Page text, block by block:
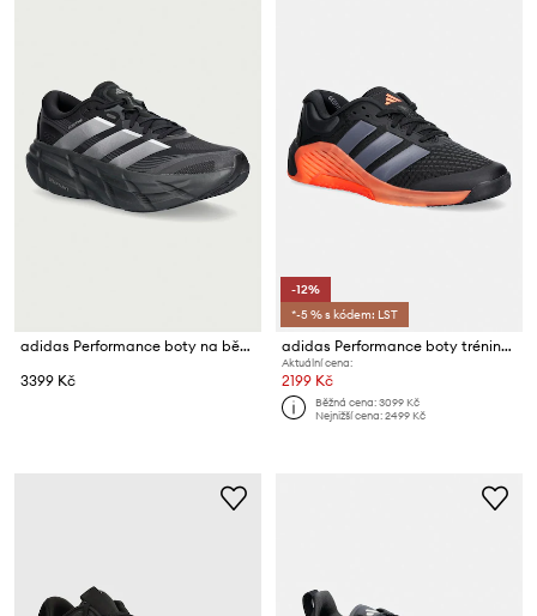
adidas Performance boty na běhání pánské ADISTAR 5
3399 Kč
-12%
*-5 % s kódem: LST
adidas Performance boty tréninkové pánské Dropset 4
Aktuální cena:
2199 Kč
Běžná cena:3099 Kč
Nejnižší cena:2499 Kč